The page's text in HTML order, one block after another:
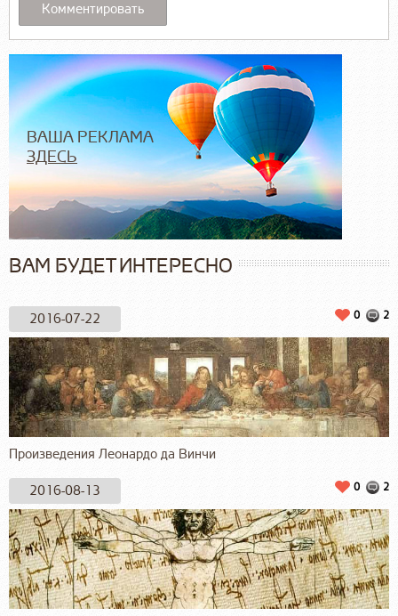
ВАША РЕКЛАМА
ЗДЕСЬ
ВАМ БУДЕТ ИНТЕРЕСНО
2016-07-22 2
0
Произведения Леонардо да Винчи
2016-08-13 2
0